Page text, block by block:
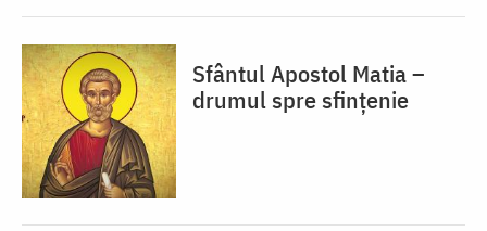
Sfântul Apostol Matia –
drumul spre sfințenie